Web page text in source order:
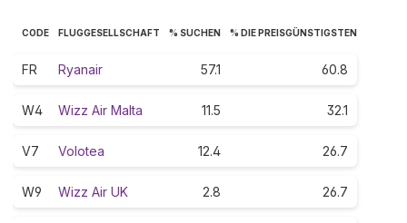
CODE FLUGGESELLSCHAFT % SUCHEN % DIE PREISGÜNSTIGSTEN
FR Ryanair 57.1 60.8
W4 Wizz Air Malta 11.5 32.1
V7 Volotea 12.4 26.7
W9 Wizz Air UK 2.8 26.7